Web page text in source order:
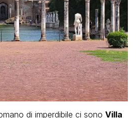
di imperdibile ci sono Villa